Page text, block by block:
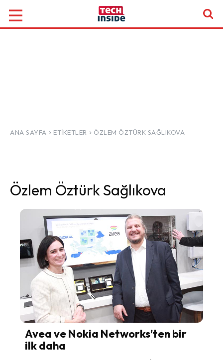
ANA SAYFA ETIKETLER ÖZLEM ÖZTÜRK SAĞLIKOVA
Özlem Öztürk Sağlıkova
Avea ve Nokia Networks’ten bir
ilk daha